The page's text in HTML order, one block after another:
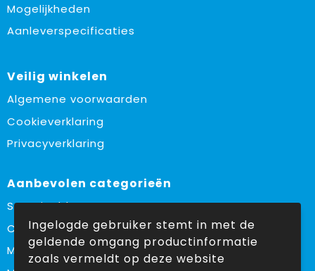
Mogelijkheden
Aanleverspecificaties
Veilig winkelen
Algemene voorwaarden
Cookieverklaring
Privacyverklaring
Aanbevolen categorieën
Sustainable
Custom made
Made in Europe
Ingelogde gebruiker stemt in met de
geldende omgang productinformatie
zoals vermeldt op deze website